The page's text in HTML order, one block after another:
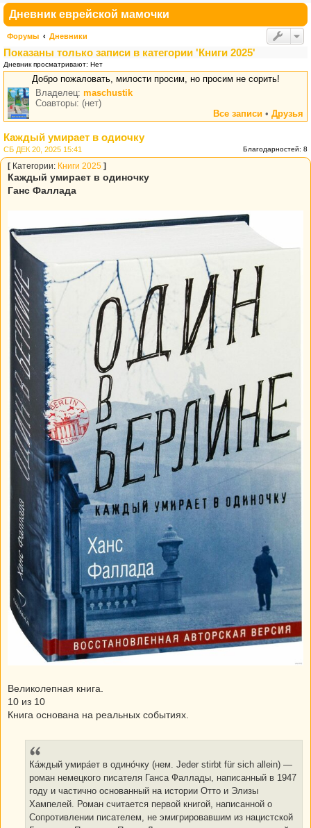
Дневник еврейской мамочки
Форумы Дневники
Показаны только записи в категории 'Книги 2025'
Дневник просматривают: Нет
Добро пожаловать, милости просим, но просим не сорить!
Владелец: maschustik
Соавторы: (нет)
Все записи • Друзья
Каждый умирает в одиочку
Благодарностей: 8
СБ ДЕК 20, 2025 15:41
[ Категории: Книги 2025 ]
Каждый умирает в одиночку
Ганс Фаллада
Великолепная книга.
10 из 10
Книга основана на реальных событиях.
Ка́ждый умира́ет в одино́чку (нем. Jeder stirbt für sich allein) —
роман немецкого писателя Ганса Фаллады, написанный в 1947
году и частично основанный на истории Отто и Элизы
Хампелей. Роман считается первой книгой, написанной о
Сопротивлении писателем, не эмигрировавшим из нацистской